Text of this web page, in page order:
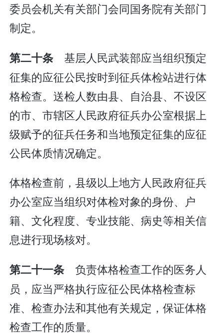
委员会机关有关部门会同国务院有关部门
制定。
第二十条 基层人民武装部应当组织预定
征集的应征公民按时到征兵体检站进行体
格检查。送检人数由县、自治县、不设区
的市、市辖区人民政府征兵办公室根据上
级赋予的征兵任务和当地预定征集的应征
公民体质情况确定。
体格检查前，县级以上地方人民政府征兵
办公室应当组织对体检对象的身份、户
籍、文化程度、专业技能、病史等相关信
息进行现场核对。
第二十一条 负责体格检查工作的医务人
员，应当严格执行应征公民体格检查标
准、检查办法和其他有关规定，保证体格
检查工作的质量。